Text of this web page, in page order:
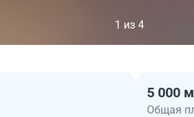
1 из 4
5 000
Общая